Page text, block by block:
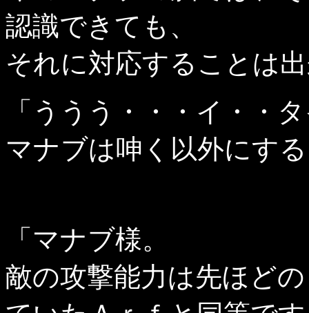
認識できても、
それに対応することは
「ううう・・・イ・・
マナブは呻く以外にす
「マナブ様。
敵の攻撃能力は先ほど